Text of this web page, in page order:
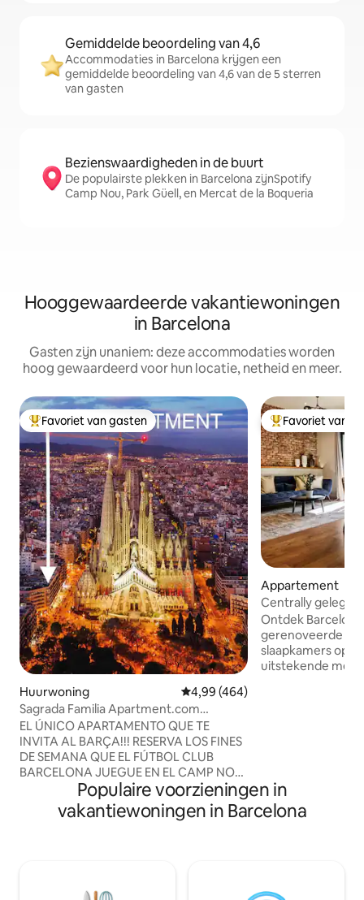
Gemiddelde beoordeling van 4,6
Accommodaties in Barcelona krijgen een
gemiddelde beoordeling van 4,6 van de 5 sterren
van gasten
Bezienswaardigheden in de buurt
De populairste plekken in Barcelona zijnSpotify
Camp Nou, Park Güell, en Mercat de la Boqueria
Hooggewaardeerde vakantiewoningen
in Barcelona
Gasten zijn unaniem: deze accommodaties worden
hoog gewaardeerd voor hun locatie, netheid en meer.
Topfavoriet van gasten
Favoriet van gasten
Huurwoning Gemiddelde beoordeling van
4,99 (464)
Sagrada Familia Apartment.com
"Hoekappartement", Sa...
EL ÚNICO APARTAMENTO QUE TE
INVITA AL BARÇA!!! RESERVA LOS FINES
DE SEMANA QUE EL FÚTBOL CLUB
BARCELONA JUEGUE EN EL CAMP NOU
Y TE INVITAMOS AL PARTIDO DEL
"CAMPEONATO NACIONAL DE LIGA"
CON 4 LOCALIDADES JUNTAS.
APARTAMENTO ÚNICO, CON LAS
Topfavoriet van
Favoriet van
Appartement
Centrally
slaapkamers
Ontdek
gerenoveerde
slaapkamers op
uitstekende
hart van Barcelona! Ons
staat alleen op
Populaire voorzieningen in
vakantiewoningen in Barcelona